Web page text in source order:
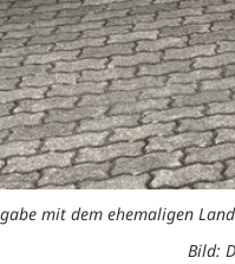
mit dem ehemaligen
Bild: